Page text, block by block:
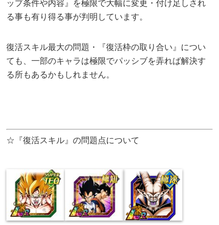
ップ条件や内容』を極限で大幅に変更・付け足しされ
る事も有り得る事が判明しています。
復活スキル最大の問題・『復活枠の取り合い』につい
ても、一部のキャラは極限でパッシブを弄れば解決す
る所もあるかもしれません。
☆『復活スキル』の問題点について